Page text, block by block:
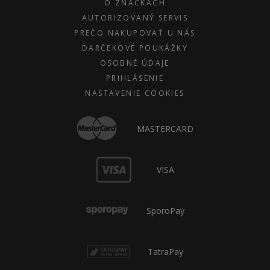
O ZNAČKÁCH
AUTORIZOVANÝ SERVIS
PREČO NAKUPOVAŤ U NÁS
DARČEKOVÉ POUKÁŽKY
OSOBNÉ ÚDAJE
PRIHLÁSENIE
NASTAVENIE COOKIES
MASTERCARD
VISA
SporoPay
TatraPay